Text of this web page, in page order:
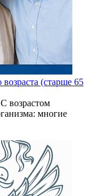
(старше 65
возрастом
многие